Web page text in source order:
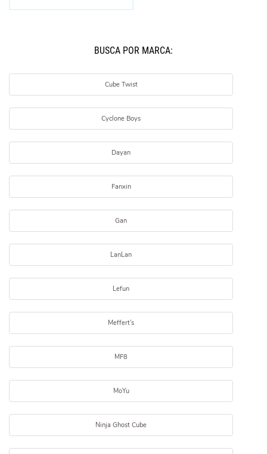
BUSCÁ POR MARCA:
Cube Twist
Cyclone Boys
Dayan
Fanxin
Gan
LanLan
Lefun
Meffert's
MF8
MoYu
Ninja Ghost Cube